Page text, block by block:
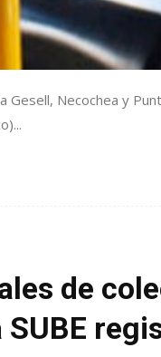
Necochea y
de